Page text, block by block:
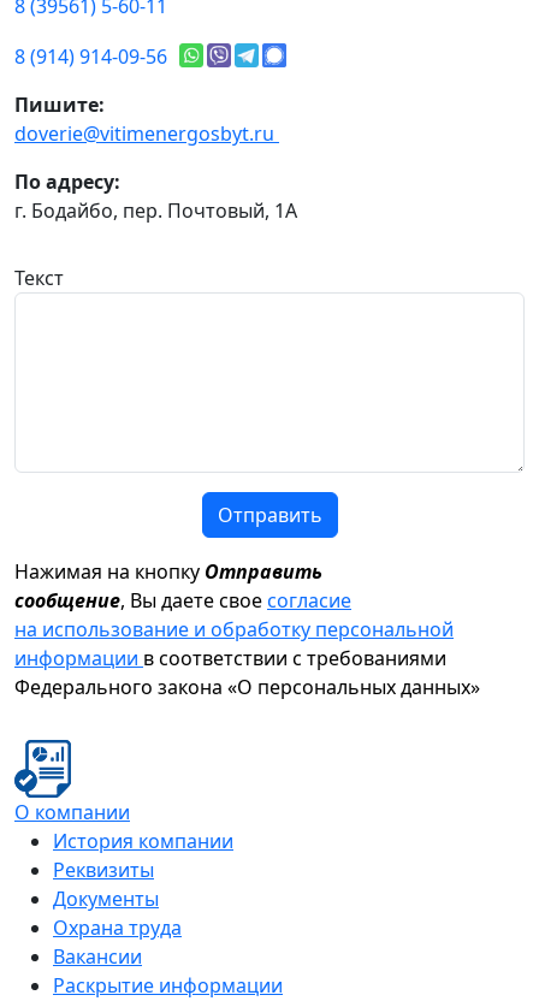
8 (39561) 5-60-11
8 (914) 914-09-56
Пишите:
doverie@vitimenergosbyt.ru
По адресу:
г. Бодайбо, пер. Почтовый, 1А
Текст
Отправить
Нажимая на кнопку Отправить
сообщение, Вы даете своесогласие
на использование и обработку персональной
информации в соответствии с требованиями
Федерального закона «О персональных данных»
О компании
История компании
Реквизиты
Документы
Охрана труда
Вакансии
Раскрытие информации